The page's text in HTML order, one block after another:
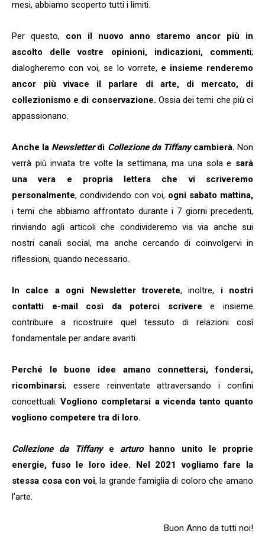
mesi, abbiamo scoperto tutti i limiti.
Per questo, con il nuovo anno staremo ancor più in
ascolto delle vostre opinioni, indicazioni, commenti;
dialogheremo con voi, se lo vorrete, e insieme renderemo
ancor più vivace il parlare di arte, di mercato, di
collezionismo e di conservazione. Ossia dei temi che più ci
appassionano.
Anche la Newsletterdi Collezione da Tiffanycambierà. Non
verrà più inviata tre volte la settimana, ma una sola e sarà
una vera e propria lettera che vi scriveremo
personalmente, condividendo con voi, ogni sabato mattina,
i temi che abbiamo affrontato durante i 7 giorni precedenti,
rinviando agli articoli che condivideremo via via anche sui
nostri canali social, ma anche cercando di coinvolgervi in
riflessioni, quando necessario.
In calce a ogni Newsletter troverete, inoltre, i nostri
contatti e-mail così da poterci scrivere e insieme
contribuire a ricostruire quel tessuto di relazioni così
fondamentale per andare avanti.
Perché le buone idee amano connettersi, fondersi,
ricombinarsi; essere reinventate attraversando i confini
concettuali.Vogliono completarsi a vicenda tanto quanto
vogliono competere tra di loro.
Collezione da Tiffanye arturohanno unito le proprie
energie, fuso le loro idee. Nel 2021 vogliamo fare la
stessa cosa con voi, la grande famiglia di coloro che amano
l’arte.
Buon Anno da tutti noi!